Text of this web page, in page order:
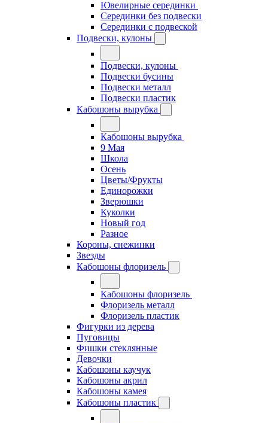
Ювелирные серединки
Серединки без подвески
Серединки с подвеской
Подвески, кулоны
Подвески, кулоны
Подвески бусины
Подвески металл
Подвески пластик
Кабошоны вырубка
Кабошоны вырубка
9 Мая
Школа
Осень
Цветы/Фрукты
Единорожки
Зверюшки
Куколки
Новый год
Разное
Короны, снежинки
Звезды
Кабошоны флоризель
Кабошоны флоризель
Флоризель металл
Флоризель пластик
Фигурки из дерева
Пуговицы
Фишки стеклянные
Девочки
Кабошоны каучук
Кабошоны акрил
Кабошоны камея
Кабошоны пластик